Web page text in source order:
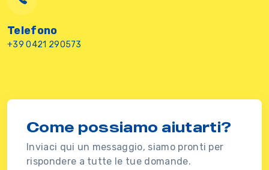
Telefono
+39 0421 290573
Come possiamo aiutarti?
Inviaci qui un messaggio, siamo pronti per
rispondere a tutte le tue domande.